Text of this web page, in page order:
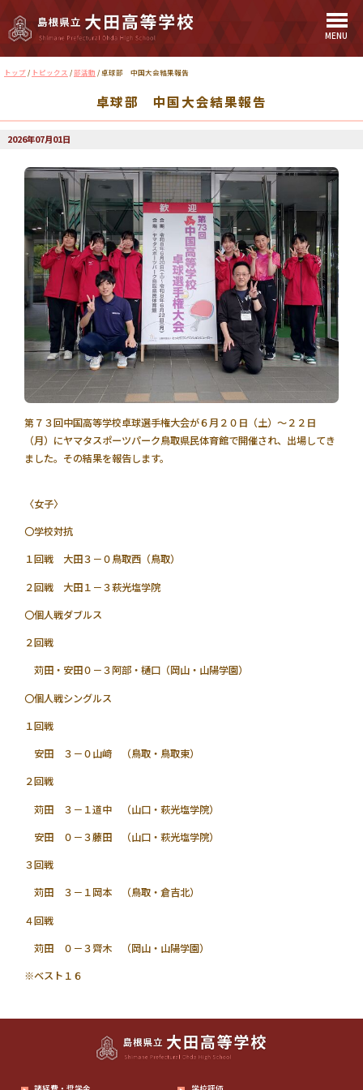
MENU
現
トップ / トピックス /部活動 / 卓球部 中国大会結果報告
卓球部 中国大会結果報告
2026年07月01日
第７３回中国高等学校卓球選手権大会が６月２０日（土）～２２日
（月）にヤマタスポーツパーク鳥取県民体育館で開催され、出場してき
ました。その結果を報告します。
〈女子〉
〇学校対抗
１回戦 大田３－０鳥取西（鳥取）
２回戦 大田１－３萩光塩学院
〇個人戦ダブルス
２回戦
苅田・安田０－３阿部・樋口（岡山・山陽学園）
〇個人戦シングルス
１回戦
安田 ３－０山﨑 （鳥取・鳥取東）
２回戦
苅田 ３－１道中 （山口・萩光塩学院）
安田 ０－３藤田 （山口・萩光塩学院）
３回戦
苅田 ３－１岡本 （鳥取・倉吉北）
４回戦
苅田 ０－３齊木 （岡山・山陽学園）
※ベスト１６